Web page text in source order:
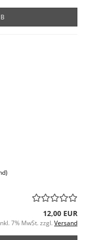
12,00 EUR
7% MwSt. zzgl. Versand